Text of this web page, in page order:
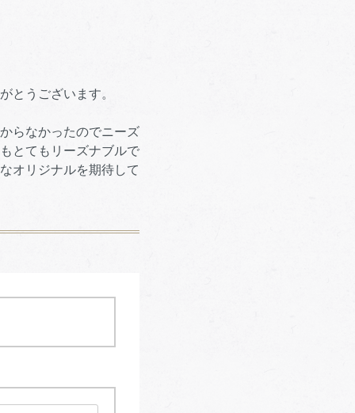
とうございます。
らなかったのでニーズ
とてもリーズナブルで
オリジナルを期待して